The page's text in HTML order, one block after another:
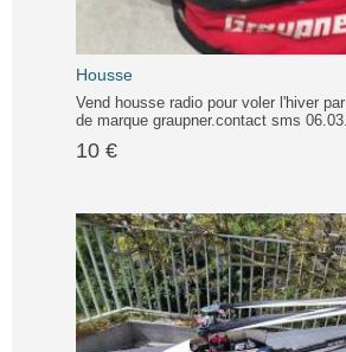
Housse
Vend housse radio pour voler l'hiver
de marque graupner.contact sms
10 €